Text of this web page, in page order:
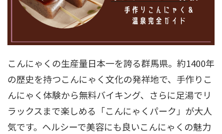
こんにゃくの生産量日本一を誇る群馬県。約1400年
の歴史を持つこんにゃく文化の発祥地で、手作りこ
んにゃく体験から無料バイキング、さらに足湯でリ
ラックスまで楽しめる「こんにゃくパーク」が大人
気です。ヘルシーで美容にも良いこんにゃくの魅力